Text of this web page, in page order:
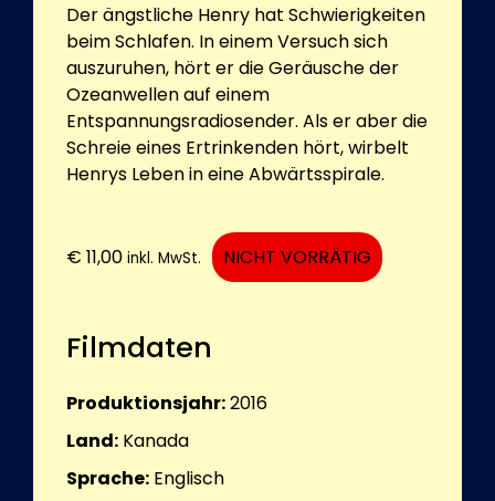
Der ängstliche Henry hat Schwierigkeiten
beim Schlafen. In einem Versuch sich
auszuruhen, hört er die Geräusche der
Ozeanwellen auf einem
Entspannungsradiosender. Als er aber die
Schreie eines Ertrinkenden hört, wirbelt
Henrys Leben in eine Abwärtsspirale.
€ 11,00 inkl. MwSt. NICHT VORRÄTIG
Filmdaten
Produktionsjahr:2016
Land: Kanada
Sprache: Englisch